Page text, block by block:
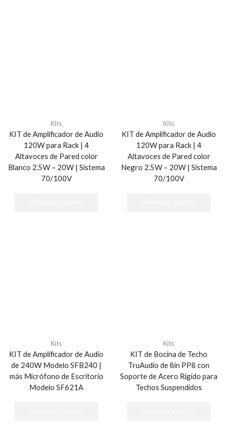
Kits
KIT de Amplificador de Audio
120W para Rack | 4
Altavoces de Pared color
Blanco 2.5W – 20W | Sistema
70/100V
Kits
KIT de Amplificador de Audio
120W para Rack | 4
Altavoces de Pared color
Negro 2.5W – 20W | Sistema
70/100V
Kits
KIT de Amplificador de Audio
de 240W Modelo SFB240 |
más Micrófono de Escritorio
Modelo SF621A
Kits
KIT de Bocina de Techo
TruAudio de 8in PP8 con
Soporte de Acero Rígido para
Techos Suspendidos